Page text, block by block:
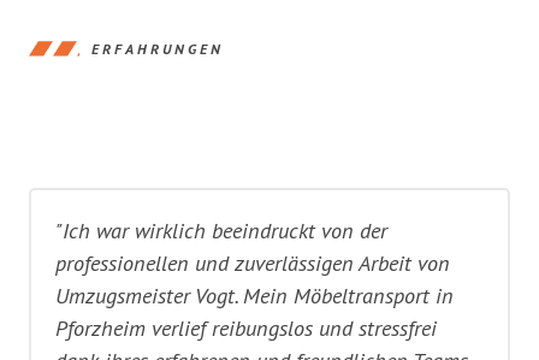
ERFAHRUNGEN
"Ich war wirklich beeindruckt von der
professionellen und zuverlässigen Arbeit von
Umzugsmeister Vogt. Mein Möbeltransport in
Pforzheim verlief reibungslos und stressfrei